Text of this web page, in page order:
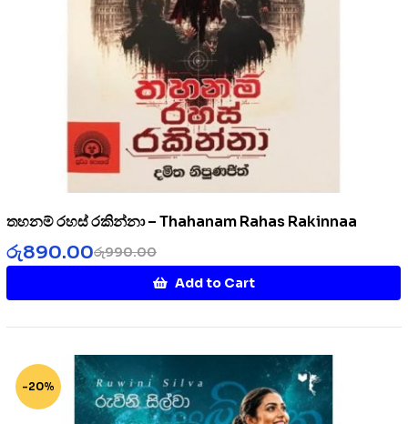
තහනම් රහස් රකින්නා – Thahanam Rahas Rakinnaa
රු990.00
රු890.00
Add to Cart
-20%